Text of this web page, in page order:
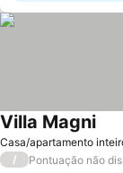
Casa/apartamento
Villa MagniVer
/ Pontuação não